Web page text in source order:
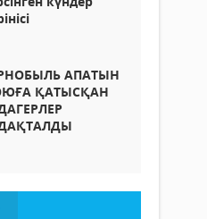
АПАТЫН
ҚАТЫСҚАН